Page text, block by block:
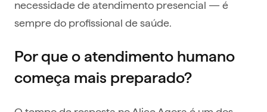
necessidade de atendimento presencial — é
sempre do profissional de saúde.
Por que o atendimento humano
começa mais preparado?